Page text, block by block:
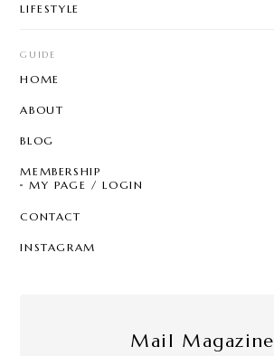
LIFESTYLE
GUIDE
HOME
ABOUT
BLOG
MEMBERSHIP
MY PAGE / LOGIN
CONTACT
INSTAGRAM
Mail Magazine